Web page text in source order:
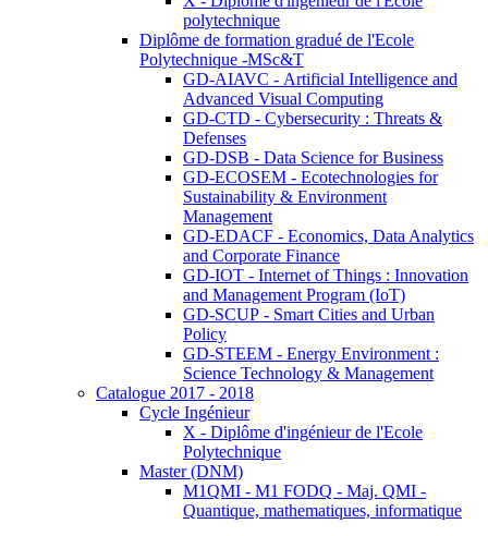
polytechnique
Diplôme de formation gradué de l'Ecole
Polytechnique -MSc&T
GD-AIAVC - Artificial Intelligence and
Advanced Visual Computing
GD-CTD - Cybersecurity : Threats &
Defenses
GD-DSB - Data Science for Business
GD-ECOSEM - Ecotechnologies for
Sustainability & Environment
Management
GD-EDACF - Economics, Data Analytics
and Corporate Finance
GD-IOT - Internet of Things : Innovation
and Management Program (IoT)
GD-SCUP - Smart Cities and Urban
Policy
GD-STEEM - Energy Environment :
Science Technology & Management
Catalogue 2017 - 2018
Cycle Ingénieur
X - Diplôme d'ingénieur de l'Ecole
Polytechnique
Master (DNM)
M1QMI - M1 FODQ - Maj. QMI -
Quantique, mathematiques, informatique